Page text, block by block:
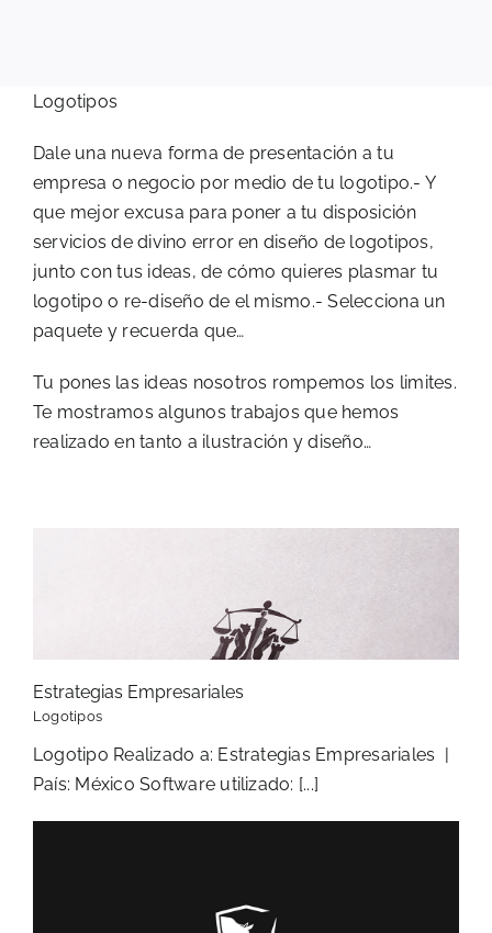
Logotipos
Dale una nueva forma de presentación a tu
empresa o negocio por medio de tu logotipo.- Y
que mejor excusa para poner a tu disposición
servicios de divino error en diseño de logotipos,
junto con tus ideas, de cómo quieres plasmar tu
logotipo o re-diseño de el mismo.- Selecciona un
paquete y recuerda que…
Tu pones las ideas nosotros rompemos los limites.
Te mostramos algunos trabajos que hemos
realizado en tanto a ilustración y diseño…
Estrategias Empresariales
Logotipos
Logotipo Realizado a: Estrategias Empresariales |
País: México Software utilizado: [...]